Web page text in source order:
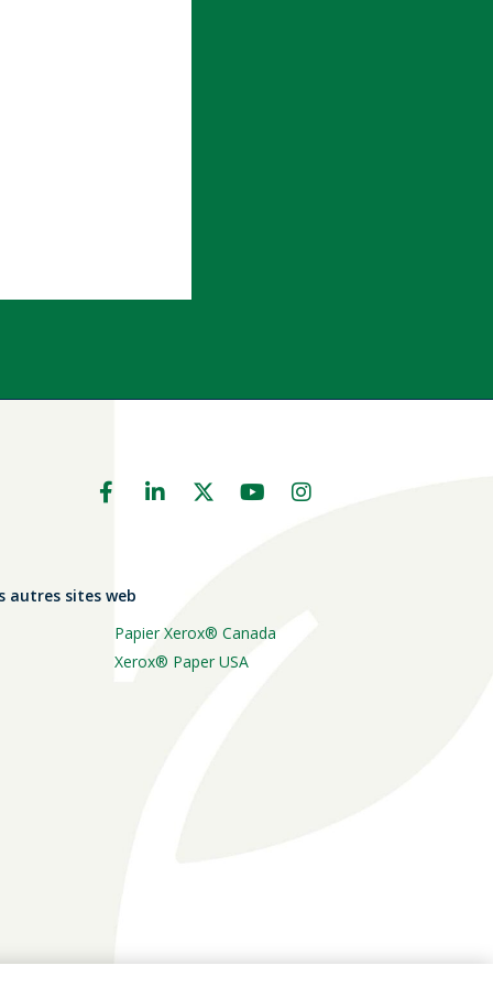
autres sites web
Papier Xerox® Canada
Xerox® Paper USA